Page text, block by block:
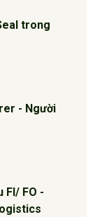
trong
- Người
FI/ FO -